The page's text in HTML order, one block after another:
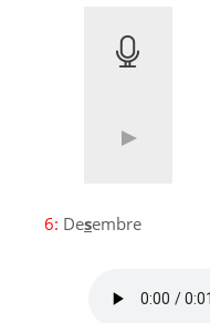
6: Desembre